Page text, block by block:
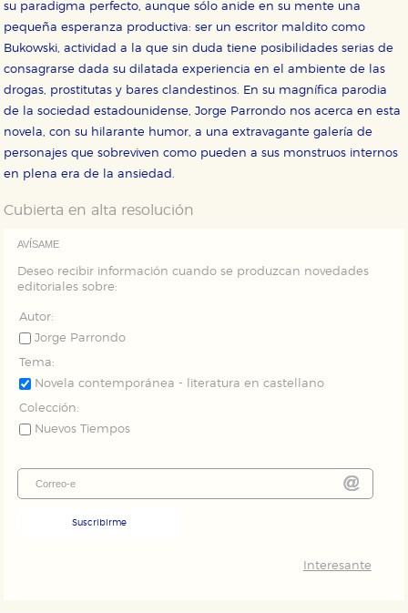
su paradigma perfecto, aunque sólo anide en su mente una
pequeña esperanza productiva: ser un escritor maldito como
Bukowski, actividad a la que sin duda tiene posibilidades serias de
consagrarse dada su dilatada experiencia en el ambiente de las
drogas, prostitutas y bares clandestinos. En su magnífica parodia
de la sociedad estadounidense, Jorge Parrondo nos acerca en esta
novela, con su hilarante humor, a una extravagante galería de
personajes que sobreviven como pueden a sus monstruos internos
en plena era de la ansiedad.
Cubierta en alta resolución
AVÍSAME
Deseo recibir información cuando se produzcan novedades
editoriales sobre:
Autor:
Jorge Parrondo
Tema:
Novela contemporánea - literatura en castellano
Colección:
Nuevos Tiempos
Suscribirme
Interesante
Cookies de rendimiento y analíticas
Estas cookies se utilizan para mejorar su experiencia
de navegación y optimizar el funcionamiento de
servicios para que no tenga que reconfigurarlos cada
vez que nos visita. La información es agregada y, por lo
Cookies de publicidad y redes sociales
Estas cookies son gestionadas por nuestros socios
publicitarios y se utilizan para mostrar publicidad
relevante para sus intereses en otros sitios. No
navegador y dispositivo de internet.
GUARDAR CONFIGURACIÓN
Puede consultar nuestra